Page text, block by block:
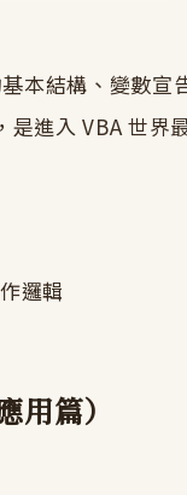
本結構、變數宣
進入 VBA 世界
邏輯
篇）